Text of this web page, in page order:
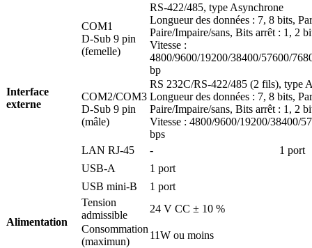
Interface
externe
COM1
D-Sub 9 pin
(femelle)
RS-422/485, type Asynchrone
Longueur des données : 7, 8 bits,
Paire/Impaire/sans, Bits arrêt : 1, 2
Vitesse :
4800/9600/19200/38400/57600/
bp
COM2/COM3
D-Sub 9 pin
(mâle)
RS 232C/RS-422/485 (2 fils), type
Longueur des données : 7, 8 bits,
Paire/Impaire/sans, Bits arrêt : 1, 2
Vitesse : 4800/9600/19200/38400/
bps
LAN RJ-45
-
1 port
USB-A
1 port
USB mini-B
1 port
Alimentation
Tension
admissible
24 V CC ± 10 %
Consommation
(maximun)
11W ou moins